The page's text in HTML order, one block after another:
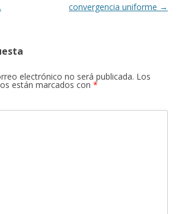
convergencia uniforme →
electrónico no será publicada. Los
están marcados con *